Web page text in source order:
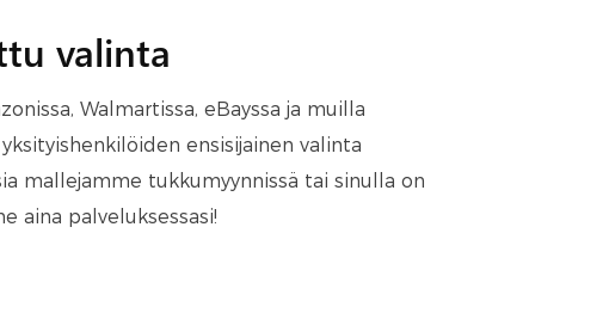
valinta
Walmartissa, eBayssa ja muilla
ensisijainen valinta
mallejamme tukkumyynnissä tai sinulla on
aina palveluksessasi!